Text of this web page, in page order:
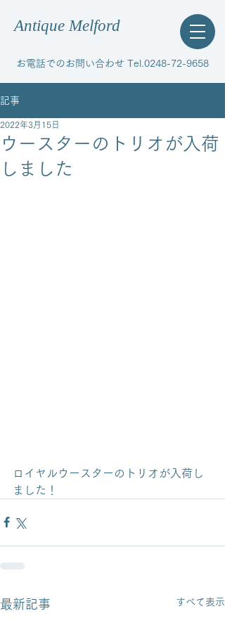
Antique Melford
お電話でのお問い合わせ Tel.0248-72-9658
記事
ウースターのトリオが入荷
しました
2022年3月15日
ロイヤルウースターのトリオが入荷し
ました！
最新記事 すべて表示